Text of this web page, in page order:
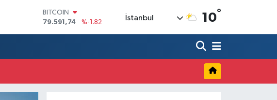
BITCOIN
79.591,74
%-1.82
53,38690
%0.19
İstanbul 10°